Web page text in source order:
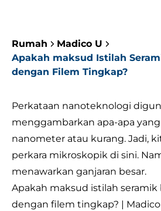
Rumah
Madico U
Apakah maksud Istilah
dengan Filem Tingkap?
Perkataan nanoteknologi
menggambarkan apa-apa yang
nanometer atau kurang. Jadi,
perkara mikroskopik di sini.
menawarkan ganjaran besar.
Apakah maksud istilah
dengan filem tingkap? | Madico